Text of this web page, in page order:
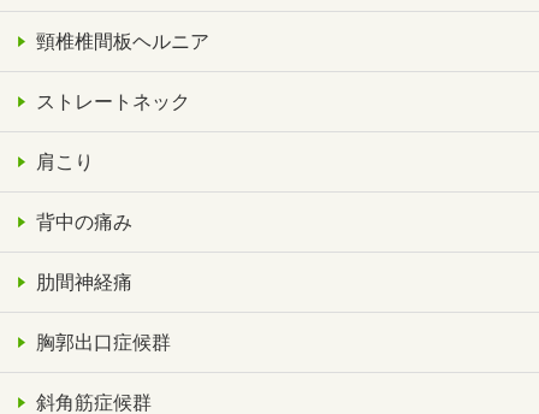
頸椎椎間板ヘルニア
ストレートネック
肩こり
背中の痛み
肋間神経痛
胸郭出口症候群
斜角筋症候群